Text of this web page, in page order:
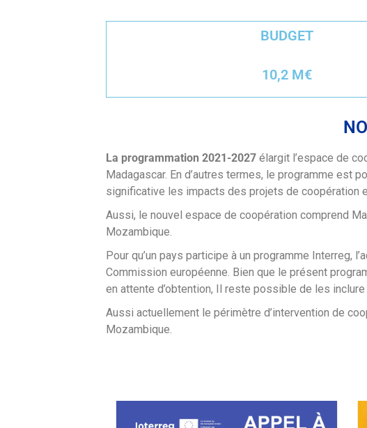
BUDGET
10,2 M€
La programmation 2021-2027 élargit l’espace de
Madagascar. En d’autres termes, le programme est
significative les impacts des projets de coopération
Aussi, le nouvel espace de coopération comprend
Mozambique.
Pour qu’un pays participe à un programme Interreg,
Commission européenne. Bien que le présent
en attente d’obtention, Il reste possible de les inclure
Aussi actuellement le périmètre d’intervention de
Mozambique.